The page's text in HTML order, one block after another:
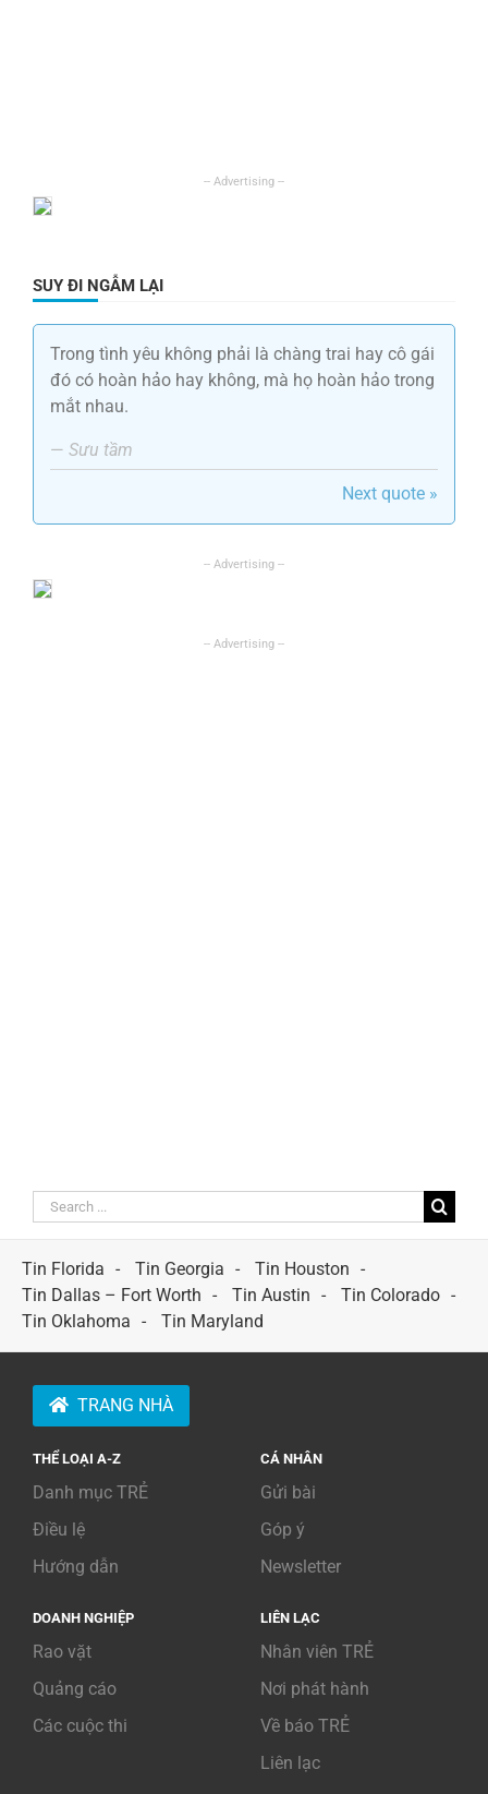
SUY ĐI NGẪM LẠI
Trong tình yêu không phải là chàng trai hay cô gái
đó có hoàn hảo hay không, mà họ hoàn hảo trong
mắt nhau.
— Sưu tầm
Next quote »
Search
for:
Tin Florida
Tin Georgia
Tin Houston
Tin Dallas – Fort Worth
Tin Austin
Tin Colorado
Tin Oklahoma
Tin Maryland
TRANG NHÀ
THỂ LOẠI A-Z
Danh mục TRẺ
Điều lệ
Hướng dẫn
CÁ NHÂN
Gửi bài
Góp ý
Newsletter
DOANH NGHIỆP
Rao vặt
Quảng cáo
Các cuộc thi
LIÊN LẠC
Nhân viên TRẺ
Nơi phát hành
Về báo TRẺ
Liên lạc